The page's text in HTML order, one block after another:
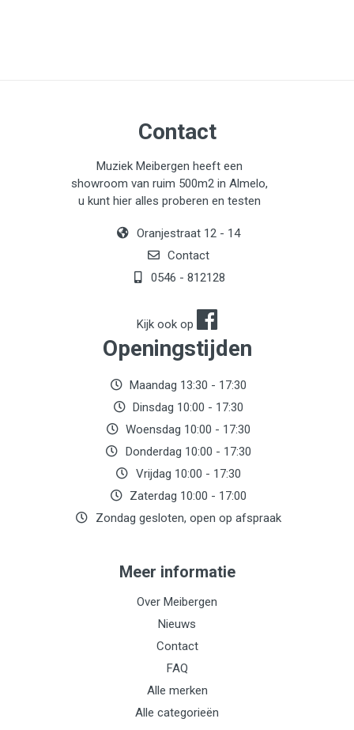
Contact
Muziek Meibergen heeft een
showroom van ruim 500m2 in Almelo,
u kunt hier alles proberen en testen
Oranjestraat 12 - 14
Contact
0546 - 812128
Kijk ook op
Openingstijden
Maandag 13:30 - 17:30
Dinsdag 10:00 - 17:30
Woensdag 10:00 - 17:30
Donderdag 10:00 - 17:30
Vrijdag 10:00 - 17:30
Zaterdag 10:00 - 17:00
Zondag gesloten, open op afspraak
Meer informatie
Over Meibergen
Nieuws
Contact
FAQ
Alle merken
Alle categorieën